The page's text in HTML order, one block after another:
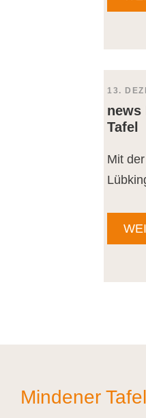
13.
news
Tafel
Mit
Mindener